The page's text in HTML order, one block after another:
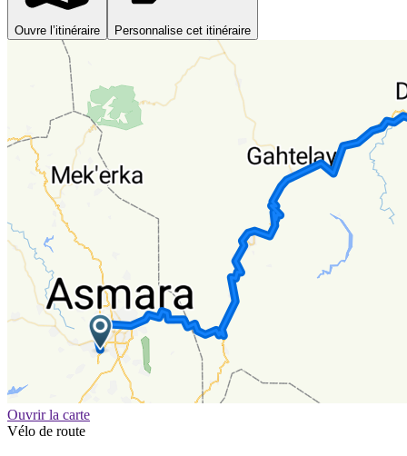
Ouvre l’itinéraire Personnalise cet itinéraire
Ouvrir la carte
Vélo de route